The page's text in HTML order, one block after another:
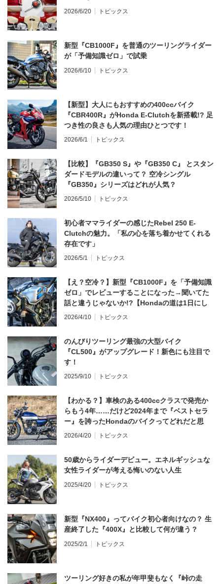
2026/6/20 トピックス
新型『CB1000F』を普通のツーリングライダー
が「予備知識ゼロ」で試乗
2026/6/10 トピックス
【新型】大人にもおすすめの400ccバイク
『CBR400R』がHonda E-Clutchを新搭載!? 足
つき性の良さも人気の理由ひとつです！
2026/6/1 トピックス
【比較】『GB350 S』や『GB350 C』 とスタン
ダードモデルの違いって？ 空冷シングル
『GB350』シリーズはどれが人気？
2026/5/10 トピックス
初心者ママライダーの感じたRebel 250 E-
Clutchの魅力。「私の心を落ち着かせてくれる
存在です」
2026/5/1 トピックス
【え？空冷？】新型『CB1000F』を「予備知識
ゼロ」でレビューすることになった→聞いてた
話と違うじゃないか!?【Hondaの道は1日にし
てならず／CB1000F ①第一印象 編】
2026/4/10 トピックス
のんびりツーリング最強の大型バイク
『CL500』がアップグレード！新色にも注目で
す！
2025/9/10 トピックス
【わかる？】車検のある400ccクラスで発売か
らもう4年……だけど2024年まで『ベストセラ
ー』を誇ったHondaのバイクってどれだと思
う？
2026/4/20 トピックス
50歳からライダーデビュー。エネルギッシュな
女性ライダーが考える悔いのない人生
2025/4/20 トピックス
新型『NX400』ってバイク初心者向けなの？ 生
産終了した『400X』と比較して何が違う？
2025/2/1 トピックス
ツーリング好きの私が年甲斐もなく『峠の走